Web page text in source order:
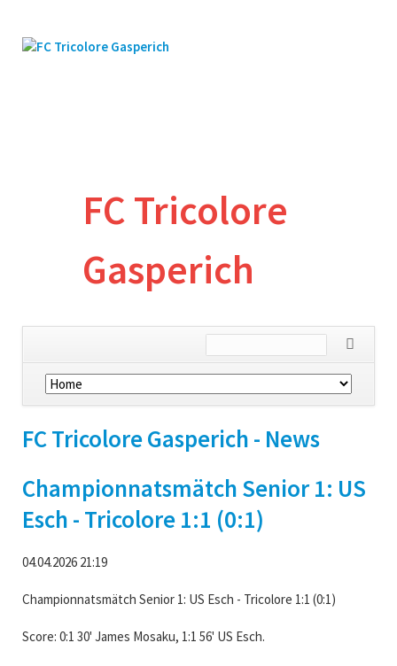
FC Tricolore
Gasperich
navigation
FC Tricolore Gasperich - News
Championnatsmätch Senior 1: US
Esch - Tricolore 1:1 (0:1)
04.04.2026 21:19
Championnatsmätch Senior 1: US Esch - Tricolore 1:1 (0:1)
Score: 0:1 30' James Mosaku, 1:1 56' US Esch.